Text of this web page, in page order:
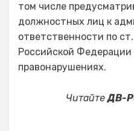
том числе
должностных лиц к
ответственности по
Российской
правонарушениях.
ЧитайтеДВ-